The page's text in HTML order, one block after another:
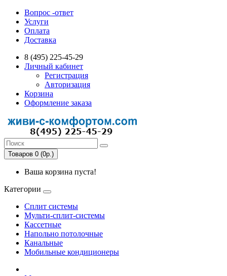
Вопрос -ответ
Услуги
Оплата
Доставка
8 (495) 225-45-29
Личный кабинет
Регистрация
Авторизация
Корзина
Оформление заказа
Товаров 0 (0р.)
Ваша корзина пуста!
Категории
Сплит системы
Мульти-сплит-системы
Кассетные
Напольно потолочные
Канальные
Мобильные кондиционеры